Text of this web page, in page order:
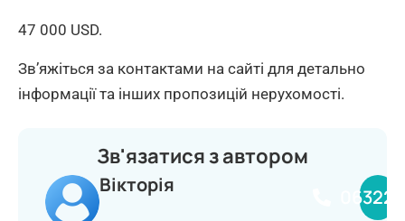
47 000 USD.
Зв’яжіться за контактами на сайті для детально
інформації та інших пропозицій нерухомості.
Зв'язатися з автором
Вікторія